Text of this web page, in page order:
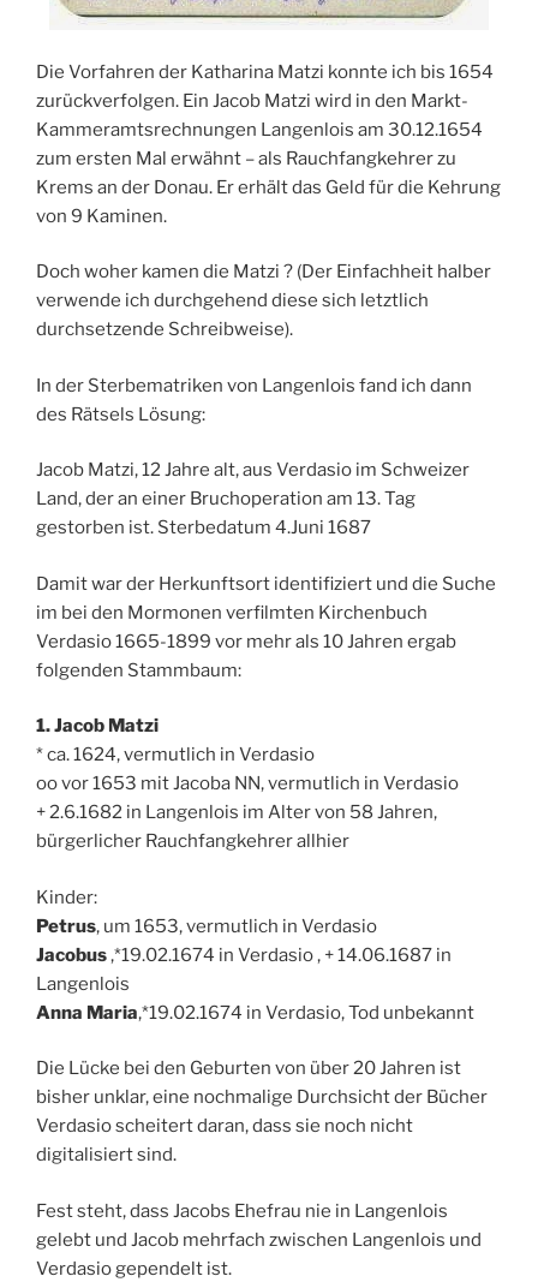
Die Vorfahren der Katharina Matzi konnte ich bis 1654
zurückverfolgen. Ein Jacob Matzi wird in den Markt-
Kammeramtsrechnungen Langenlois am 30.12.1654
zum ersten Mal erwähnt – als Rauchfangkehrer zu
Krems an der Donau. Er erhält das Geld für die Kehrung
von 9 Kaminen.
Doch woher kamen die Matzi ? (Der Einfachheit halber
verwende ich durchgehend diese sich letztlich
durchsetzende Schreibweise).
In der Sterbematriken von Langenlois fand ich dann
des Rätsels Lösung:
Jacob Matzi, 12 Jahre alt, aus Verdasio im Schweizer
Land, der an einer Bruchoperation am 13. Tag
gestorben ist. Sterbedatum 4.Juni 1687
Damit war der Herkunftsort identifiziert und die Suche
im bei den Mormonen verfilmten Kirchenbuch
Verdasio 1665-1899 vor mehr als 10 Jahren ergab
folgenden Stammbaum:
1. Jacob Matzi
* ca. 1624, vermutlich in Verdasio
oo vor 1653 mit Jacoba NN, vermutlich in Verdasio
+ 2.6.1682 in Langenlois im Alter von 58 Jahren,
bürgerlicher Rauchfangkehrer allhier
Kinder:
Petrus, um 1653, vermutlich in Verdasio
Jacobus ,*19.02.1674 in Verdasio , + 14.06.1687 in
Langenlois
Anna Maria,*19.02.1674 in Verdasio, Tod unbekannt
Die Lücke bei den Geburten von über 20 Jahren ist
bisher unklar, eine nochmalige Durchsicht der Bücher
Verdasio scheitert daran, dass sie noch nicht
digitalisiert sind.
Fest steht, dass Jacobs Ehefrau nie in Langenlois
gelebt und Jacob mehrfach zwischen Langenlois und
Verdasio gependelt ist.